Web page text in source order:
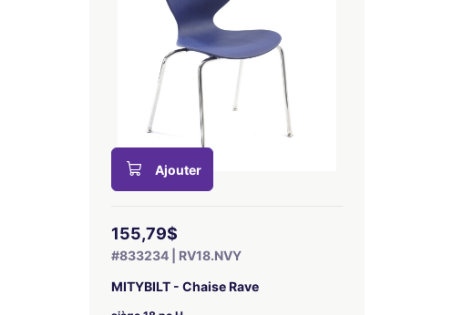
Ajouter
155,79$
#833234 | RV18.NVY
MITYBILT - Chaise Rave